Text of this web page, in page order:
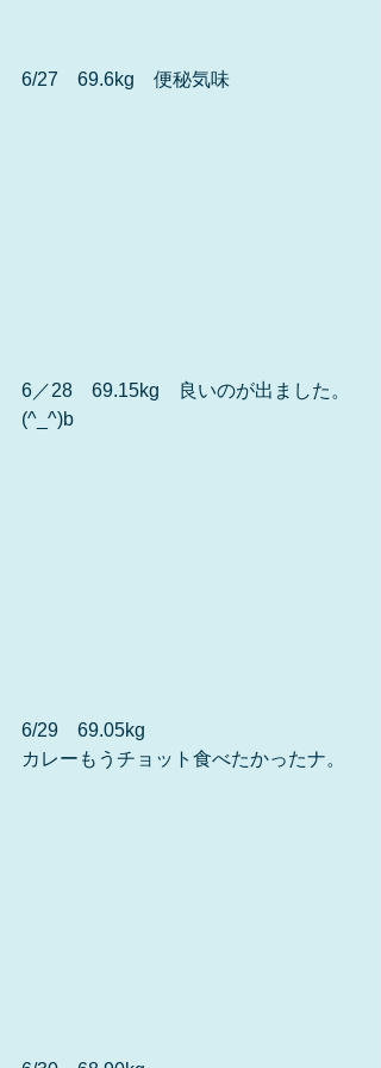
6/27　69.6kg　便秘気味
6／28　69.15kg　良いのが出ました。
(^_^)b
6/29　69.05kg
カレーもうチョット食べたかったナ。